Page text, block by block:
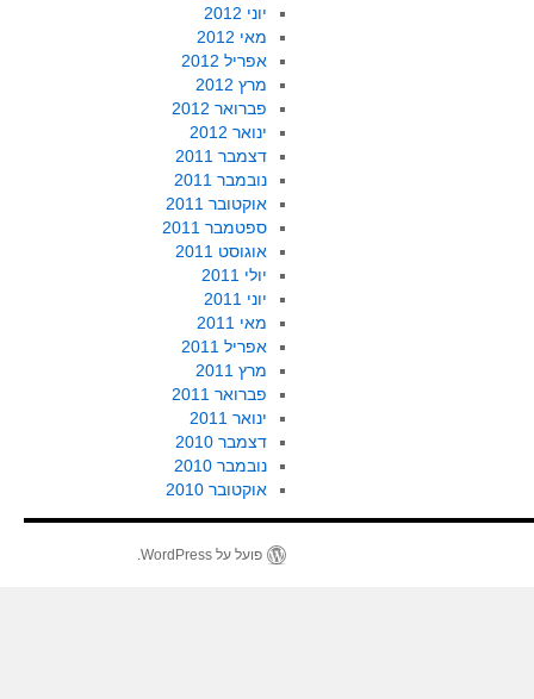
יוני 2012
מאי 2012
אפריל 2012
מרץ 2012
פברואר 2012
ינואר 2012
דצמבר 2011
נובמבר 2011
אוקטובר 2011
ספטמבר 2011
אוגוסט 2011
יולי 2011
יוני 2011
מאי 2011
אפריל 2011
מרץ 2011
פברואר 2011
ינואר 2011
דצמבר 2010
נובמבר 2010
אוקטובר 2010
פועל על WordPress.